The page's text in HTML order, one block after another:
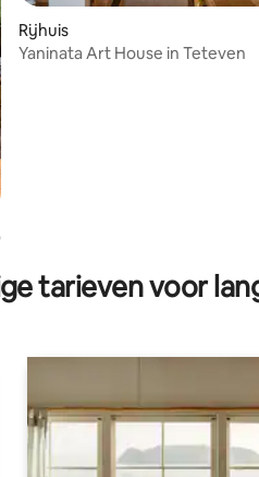
beoordeling van 5 op 5, 3
Rijhuis
Yaninata Art House in Teteven
tarieven voor